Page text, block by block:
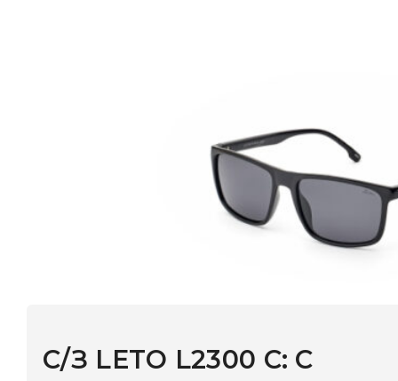
В наличии
3–5 дней | Промокод МОНОКЛЬ САЙТ — скидка 10%